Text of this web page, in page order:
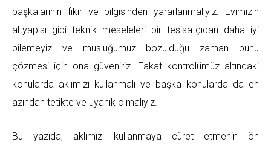
başkalarının fikir ve bilgisinden yararlanmalıyız. Evimizin
altyapısı gibi teknik meseleleri bir tesisatçıdan daha iyi
bilemeyiz ve musluğumuz bozulduğu zaman bunu
çözmesi için ona güveniriz. Fakat kontrolümüz altındaki
konularda aklımızı kullanmalı ve başka konularda da en
azından tetikte ve uyanık olmalıyız.
Bu yazıda, aklımızı kullanmaya cüret etmenin ön